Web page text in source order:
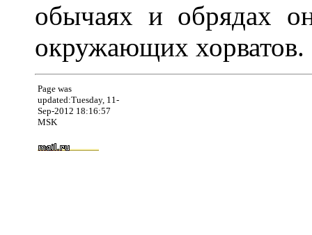
обычаях и обрядах
окружающих хорватов.
Page was
updated:Tuesday, 11-
Sep-2012 18:16:57
MSK